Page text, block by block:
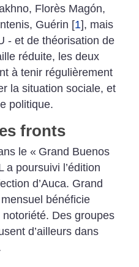
Florès Magón,
Guérin [1], mais
- et de théorisation de
réduite, les deux
à tenir régulièrement
la situation sociale, et
politique.
fronts
le « Grand Buenos
a poursuivi l’édition
d’Auca. Grand
bénéficie
notoriété. Des groupes
d’ailleurs dans